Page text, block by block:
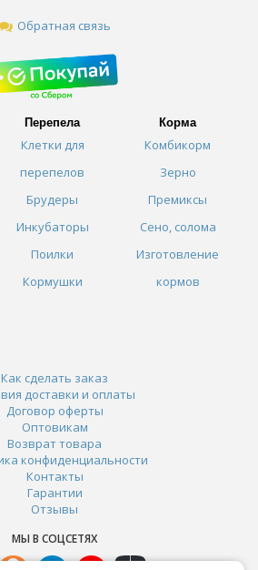
Обратная связь
Перепела
Клетки для
перепелов
Брудеры
Инкубаторы
Поилки
Кормушки
Корма
Комбикорм
Зерно
Премиксы
Сено, солома
Изготовление
кормов
Как сделать заказ
доставки и оплаты
Договор оферты
Оптовикам
Возврат товара
конфиденциальности
Контакты
Гарантии
Отзывы
МЫ В СОЦСЕТЯХ